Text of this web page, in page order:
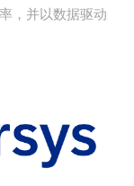
，并以数据驱动